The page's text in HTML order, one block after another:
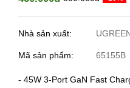
Nhà sản xuất:
Mã sản phẩm: 65155B
- 45W 3-Port GaN Fast